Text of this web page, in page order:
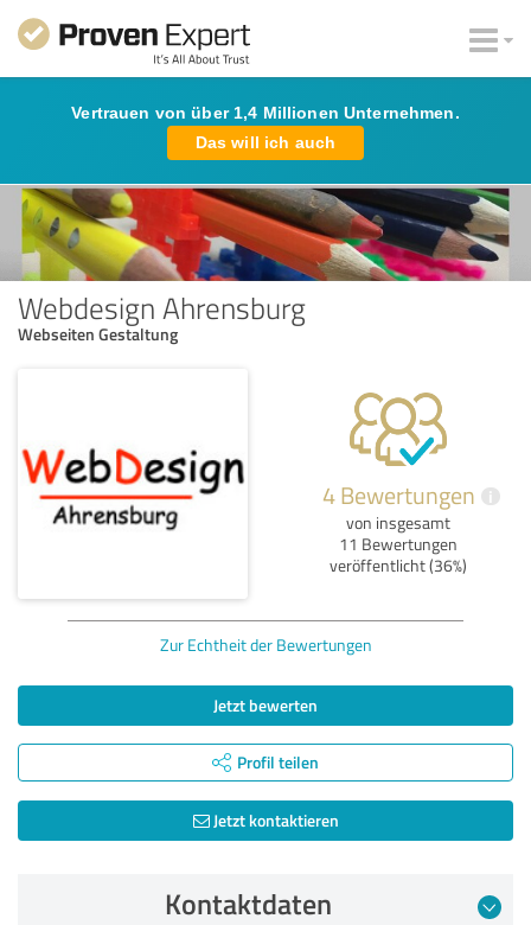
Vertrauen von über 1,4 Millionen Unternehmen.
Das will ich auch
Webdesign Ahrensburg
Webseiten Gestaltung
4 Bewertungen i
von insgesamt
11 Bewertungen
veröffentlicht (36%)
Zur Echtheit der Bewertungen
Jetzt bewerten
Profil teilen
Jetzt kontaktieren
Kontaktdaten